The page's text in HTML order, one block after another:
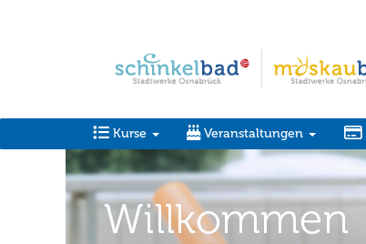
Kurse Veranstaltungen